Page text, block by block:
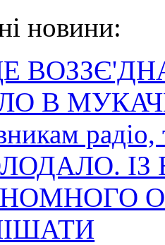
новини:
В
радіо,